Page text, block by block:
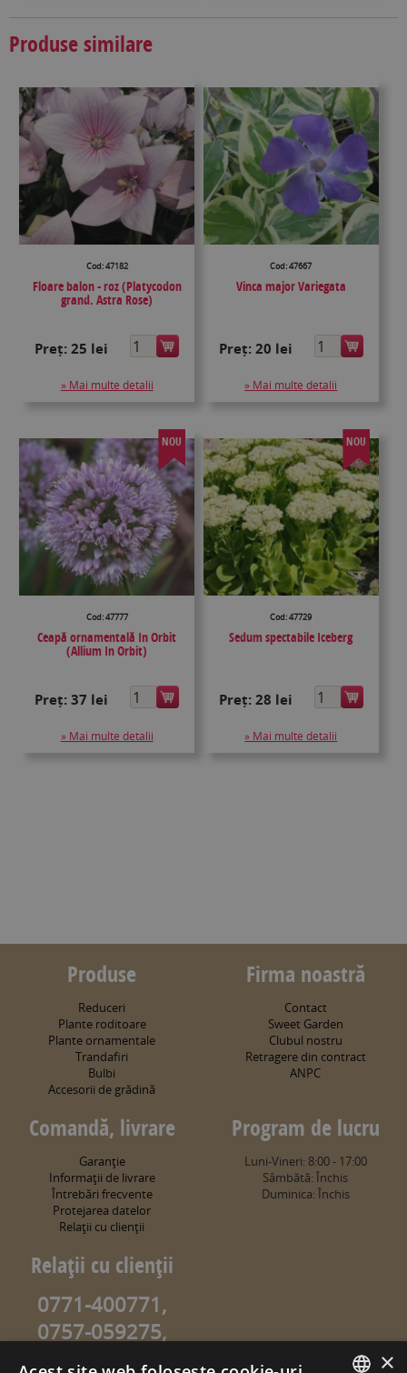
Produse similare
Cod: 47182
Floare balon - roz (Platycodon
grand. Astra Rose)
Preț:25 lei
» Mai multe detalii
Cod: 47667
Vinca major Variegata
Preț: 20 lei
» Mai multe detalii
NOU
Cod: 47777
Ceapă ornamentală In Orbit
(Allium In Orbit)
Preț:37 lei
» Mai multe detalii
NOU
Cod: 47729
Sedum spectabile Iceberg
Preț: 28 lei
» Mai multe detalii
Produse
Reduceri
Plante roditoare
Plante ornamentale
Trandafiri
Bulbi
Accesorii de grădină
Firma noastră
Contact
Sweet Garden
Clubul nostru
Retragere din contract
ANPC
Comandă, livrare
Garanţie
Informaţii de livrare
Întrebări frecvente
Protejarea datelor
Relaţii cu clienţii
Program de lucru
Luni-Vineri: 8:00 - 17:00
Sâmbătă: Închis
Duminica: Închis
Relaţii cu clienţii
0771-400771,
0757-059275,
0757-059274
×